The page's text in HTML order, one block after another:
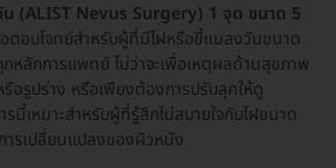
น (ALIST Nevus Surgery) 1 จุด ขนาด 5
ตอบโจทย์สำหรับผู้ที่มีไฝหรือขี้แมลงวันขนาด
หลักการแพทย์ ไม่ว่าจะเพื่อเหตุผลด้านสุขภาพ
อรูปร่าง หรือเพียงต้องการปรับลุคให้ดู
นี้เหมาะสำหรับผู้ที่รู้สึกไม่สบายใจกับไฝขนาด
รเปลี่ยนแปลงของผิวหนัง